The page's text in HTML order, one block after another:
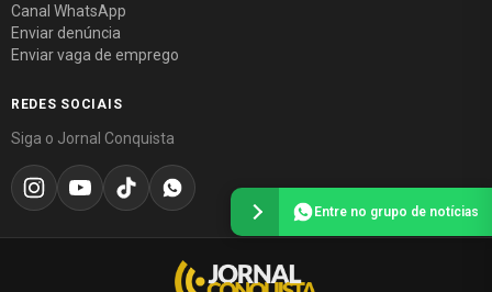
Canal WhatsApp
Enviar denúncia
Enviar vaga de emprego
REDES SOCIAIS
Siga o Jornal Conquista
Entre no grupo de notícias